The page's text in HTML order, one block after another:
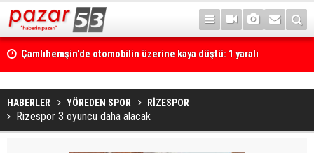
Çamlıhemşin'de otomobilin üzerine kaya düştü: 1 yaralı
HABERLER YÖREDEN SPOR RİZESPOR
Rizespor 3 oyuncu daha alacak